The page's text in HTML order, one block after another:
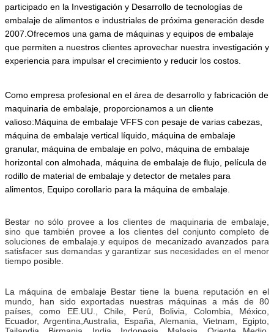
participado en la Investigación y Desarrollo de tecnologías de
embalaje de alimentos e industriales de próxima generación desde
2007.Ofrecemos una gama de máquinas y equipos de embalaje
que permiten a nuestros clientes aprovechar nuestra investigación y
experiencia para impulsar el crecimiento y reducir los costos.
Como empresa profesional en el área de desarrollo y fabricación de
maquinaria de embalaje, proporcionamos a un cliente
valioso:Máquina de embalaje VFFS con pesaje de varias cabezas,
máquina de embalaje vertical líquido, máquina de embalaje
granular, máquina de embalaje en polvo, máquina de embalaje
horizontal con almohada, máquina de embalaje de flujo, película de
rodillo de material de embalaje y detector de metales para
alimentos, Equipo corollario para la máquina de embalaje.
Bestar no sólo provee a los clientes de maquinaria de embalaje,
sino que también provee a los clientes del conjunto completo de
soluciones de embalaje.y equipos de mecanizado avanzados para
satisfacer sus demandas y garantizar sus necesidades en el menor
tiempo posible.
La máquina de embalaje Bestar tiene la buena reputación en el
mundo, han sido exportadas nuestras máquinas a más de 80
países, como EE.UU., Chile, Perú, Bolivia, Colombia, México,
Ecuador, Argentina,Australia, España, Alemania, Vietnam, Egipto,